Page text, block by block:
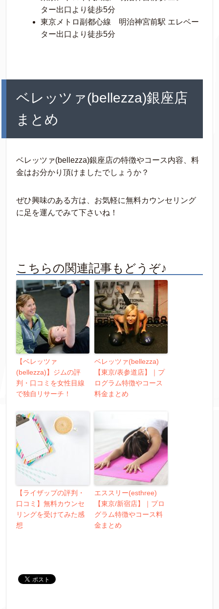
ター出口より徒歩5分
東京メトロ副都心線 明治神宮前駅 エレベー
ター出口より徒歩5分
ベレッツァ(bellezza)銀座店
まとめ
ベレッツァ(bellezza)銀座店の特徴やコース内容、料
金はお分かり頂けましたでしょうか？
ぜひ興味のある方は、お気軽に無料カウンセリング
に足を運んでみて下さいね！
こちらの関連記事もどうぞ♪
【ベレッツァ
(bellezza)】ジムの評
判・口コミを女性目線
で独自リサーチ！
ベレッツァ(bellezza)
【東京/表参道店】｜プ
ログラム特徴やコース
料金まとめ
【ライザップの評判・
口コミ】無料カウンセ
リングを受けてみた感
想
エススリー(esthree)
【東京/新宿店】｜プロ
グラム特徴やコース料
金まとめ